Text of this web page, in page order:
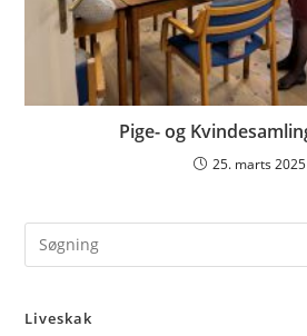
Pige- og
25. marts 2025
Liveskak